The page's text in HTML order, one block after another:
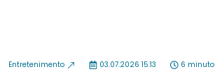
Entretenimento 03.07.2026 15:13 6